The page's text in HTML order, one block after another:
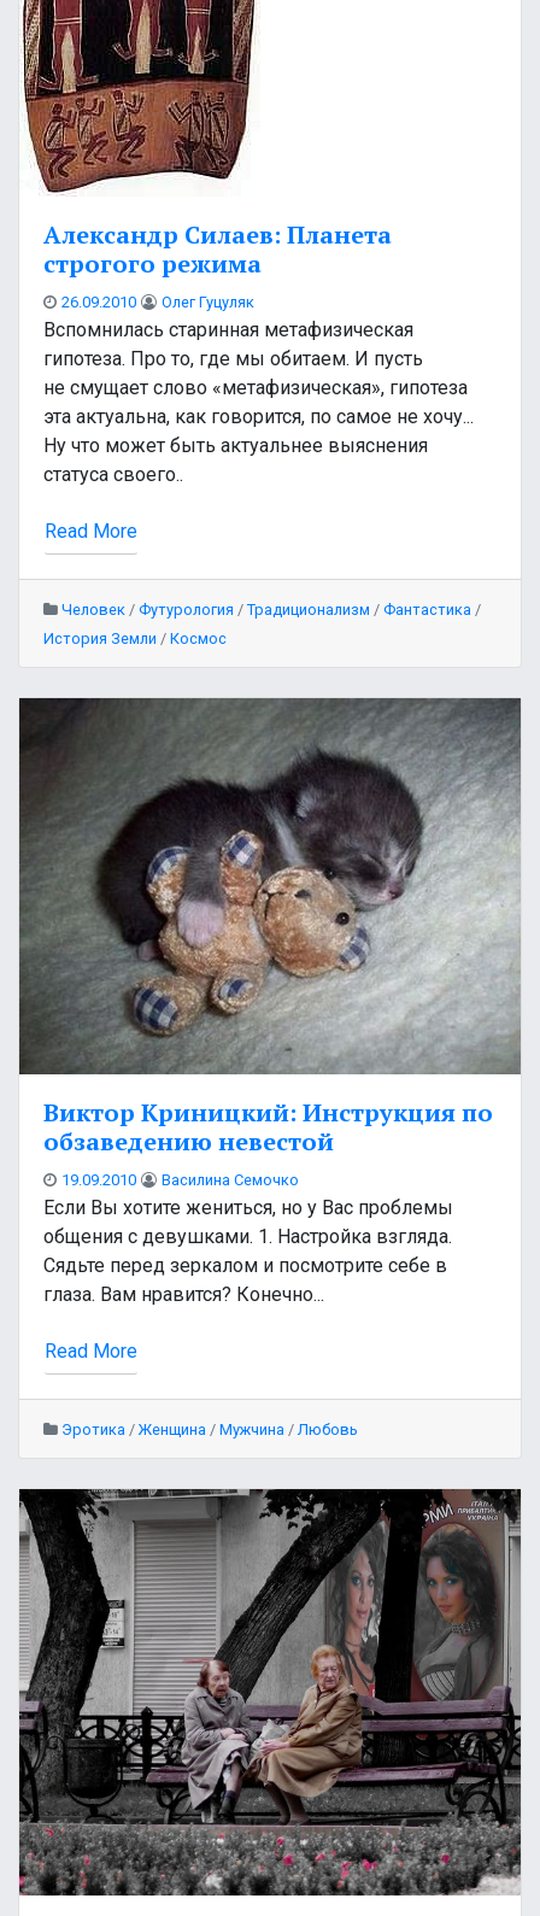
Александр Силаев: Планета
строгого режима
26.09.2010 Олег Гуцуляк
Вспомнилась старинная метафизическая
гипотеза. Про то, где мы обитаем. И пусть
не смущает слово «метафизическая», гипотеза
эта актуальна, как говорится, по самое не хочу...
Ну что может быть актуальнее выяснения
статуса своего..
Read More
Человек / Футурология / Традиционализм / Фантастика /
История Земли / Космос
Виктор Криницкий: Инструкция по
обзаведению невестой
19.09.2010 Василина Семочко
Если Вы хотите жениться, но у Вас проблемы
общения с девушками. 1. Настройка взгляда.
Сядьте перед зеркалом и посмотрите себе в
глаза. Вам нравится? Конечно...
Read More
Эротика / Женщина / Мужчина / Любовь